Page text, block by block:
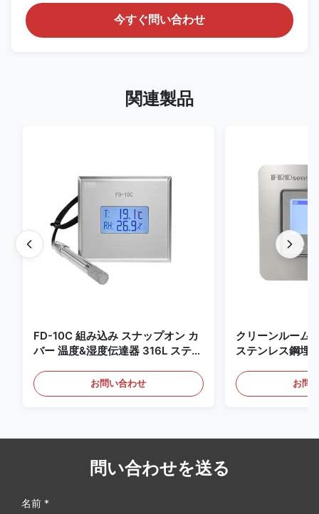
今すぐ問い合わせ
関連製品
FD-10C 組み込み スナップオン カ
バー 温度&湿度伝達器 316L ステン
お問い合わせ
クリーンルーム
ステンレス鋼埋
知用
お問
問い合わせを送る
名前 *